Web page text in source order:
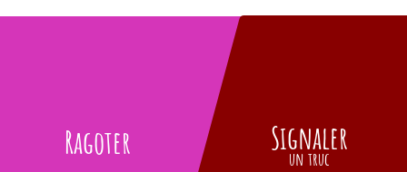
Ragoter Signaler
un truc